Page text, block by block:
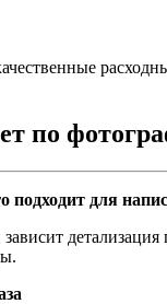
по
подходит для